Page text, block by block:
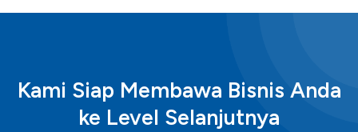
Kami Siap Membawa Bisnis Anda
ke Level Selanjutnya